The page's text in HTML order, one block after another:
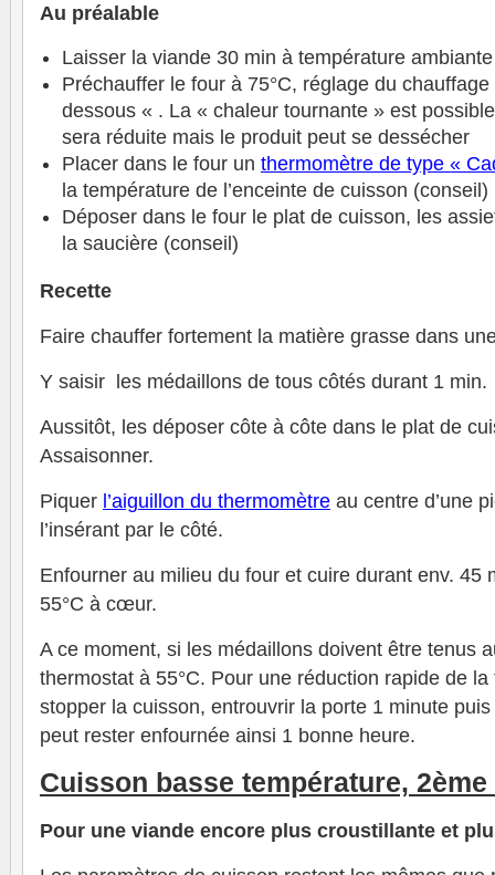
Au préalable
Laisser la viande 30 min à température ambiante
Préchauffer le four à 75°C, réglage du
dessous « . La « chaleur tournante » est
sera réduite mais le produit peut se dessécher
Placer dans le four un thermomètre de type «
la température de l’enceinte de cuisson (conseil)
Déposer dans le four le plat de cuisson, les
la saucière (conseil)
Recette
Faire chauffer fortement la matière grasse dans
Y saisir les médaillons de tous côtés durant 1 min.
Aussitôt, les déposer côte à côte dans le plat de
Assaisonner.
Piquer l’aiguillon du thermomètre au centre d’une
l’insérant par le côté.
Enfourner au milieu du four et cuire durant env. 45
55°C à cœur.
A ce moment, si les médaillons doivent être tenus
thermostat à 55°C. Pour une réduction rapide de
stopper la cuisson, entrouvrir la porte 1 minute
peut rester enfournée ainsi 1 bonne heure.
Cuisson basse température, 2ème
Pour une viande encore plus croustillante et